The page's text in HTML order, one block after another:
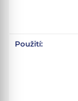
Použití: